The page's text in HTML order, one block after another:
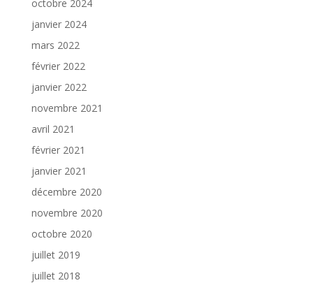
octobre 2024
janvier 2024
mars 2022
février 2022
janvier 2022
novembre 2021
avril 2021
février 2021
janvier 2021
décembre 2020
novembre 2020
octobre 2020
juillet 2019
juillet 2018